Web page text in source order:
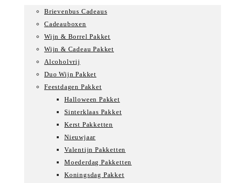
Brievenbus Cadeaus
Cadeauboxen
Wijn & Borrel Pakket
Wijn & Cadeau Pakket
Alcoholvrij
Duo Wijn Pakket
Feestdagen Pakket
Halloween Pakket
Sinterklaas Pakket
Kerst Pakketten
Nieuwjaar
Valentijn Pakketten
Moederdag Pakketten
Koningsdag Pakket